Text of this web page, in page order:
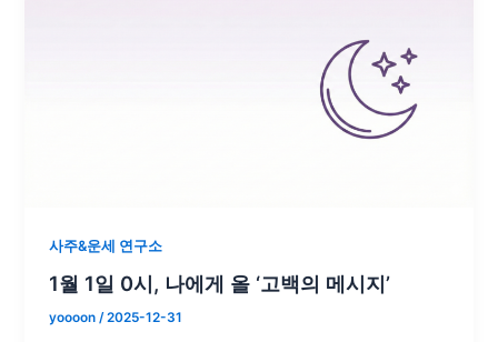
사주&운세 연구소
1월 1일 0시, 나에게 올 ‘고백의 메시지’
yoooon/2025-12-31